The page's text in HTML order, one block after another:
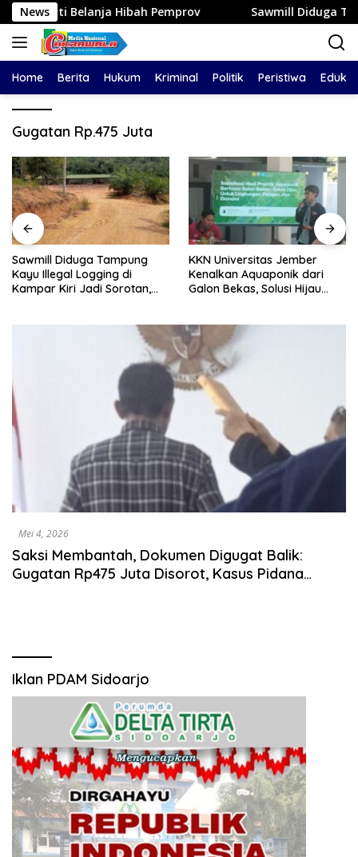
Langsung
ke
konten
NewsHibah Pemprov Sawmill Diduga Tampung
Home Berita Hukum Kriminal Politik Peristiwa
Gugatan Rp.475 Juta
Sawmill Diduga Tampung
Kayu Illegal Logging di
Kampar Kiri Jadi Sorotan,
KKN Universitas Jember
Kenalkan Aquaponik dari
Galon Bekas, Solusi Hijau
Mei 4, 2026
Saksi Membantah, Dokumen Digugat Balik:
Gugatan Rp475 Juta Disorot, Kasus Pidana
Iklan PDAM Sidoarjo